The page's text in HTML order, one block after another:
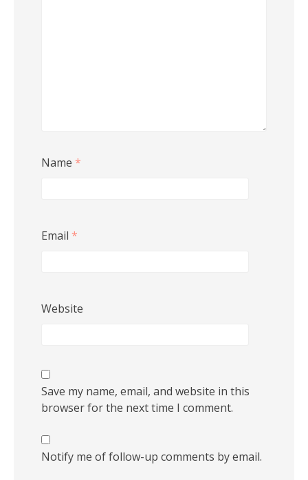
Name *
Email *
Website
Save my name, email, and website in this
browser for the next time I comment.
Notify me of follow-up comments by email.